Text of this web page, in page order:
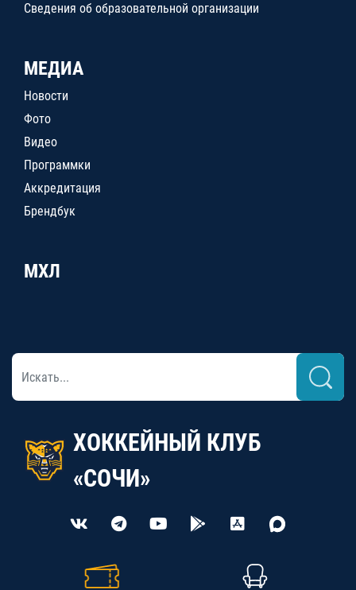
Сведения об образовательной организации
МЕДИА
Новости
Фото
Видео
Программки
Аккредитация
Брендбук
МХЛ
ХОККЕЙНЫЙ КЛУБ
«СОЧИ»